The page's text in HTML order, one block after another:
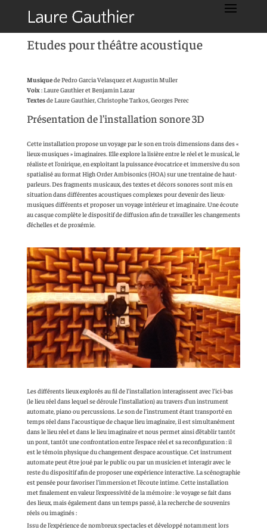
Etudes pour théâtre acoustique
Musiquede Pedro Garcia Velasquez et Augustin Muller
Voix: Laure Gauthier et Benjamin Lazar
Textesde Laure Gauthier, Christophe Tarkos, Georges Perec
Présentation de l’installation sonore 3D
Cette installation propose un voyage par le son en trois dimensions dans des «
lieux-musiques » imaginaires. Elle explore la lisière entre le réel et le musical, le
réaliste et l’onirique, en exploitant la puissance évocatrice et immersive du son
spatialisé au format High Order Ambisonics (HOA) sur une trentaine de haut-
parleurs. Des fragments musicaux, des textes et décors sonores sont mis en
situation dans différentes acoustiques complexes pour devenir des lieux-
musiques différents et proposer un voyage intérieur et imaginaire. Une écoute
au casque complète le dispositif de diffusion afin de travailler les changements
d’échelles et de proxémie.
Les différents lieux explorés au fil de l’installation interagissent avec l’ici-bas
(le lieu réel dans lequel se déroule l’installation) au travers d’un instrument
automate, piano ou percussions. Le son de l’instrument étant transporté en
temps réel dans l’acoustique de chaque lieu imaginaire, il est simultanément
dans le lieu réel et dans le lieu imaginaire et nous permet ainsi d’établir tantôt
un pont, tantôt une confrontation entre l’espace réel et sa reconfiguration : il
est le témoin physique du changement d’espace acoustique. Cet instrument
automate peut être joué par le public ou par un musicien et interagir avec le
reste du dispositif afin de proposer une expérience interactive. La scénographie
est pensée pour favoriser l’immersion et l’écoute intime. Cette installation
met finalement en valeur l’expressivité de la mémoire : le voyage se fait dans
des lieux, mais également dans un temps passé, à la recherche de souvenirs
réels ou imaginés :
Issu de l’expérience de nombreux spectacles et développé notamment lors